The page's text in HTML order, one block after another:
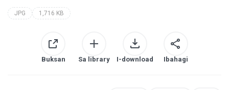
JPG 1,716 KB
Buksan Sa library I-download Ibahagi